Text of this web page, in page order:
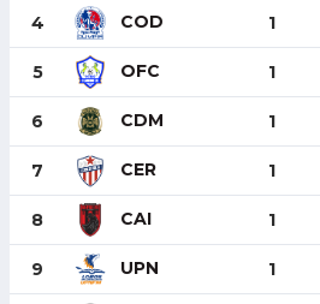
4 COD 1
5 OFC 1
6 CDM 1
7 CER 1
8 CAI 1
9 UPN 1